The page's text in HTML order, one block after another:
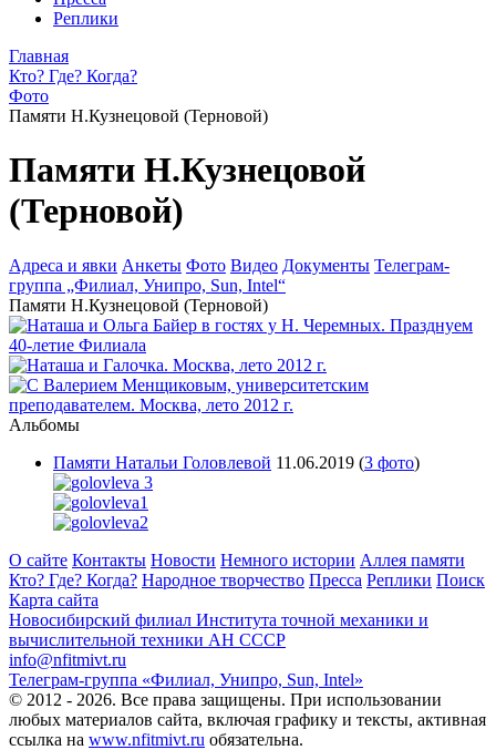
Реплики
Главная
Кто? Где? Когда?
Фото
Памяти Н.Кузнецовой (Терновой)
Памяти Н.Кузнецовой
(Терновой)
Адреса и явки Анкеты Фото Видео Документы Телеграм-
группа „Филиал, Унипро, Sun, Intel“
Памяти Н.Кузнецовой (Терновой)
Альбомы
Памяти Натальи Головлевой 11.06.2019 (3 фото)
О сайте Контакты Новости Немного истории Аллея памяти
Кто? Где? Когда? Народное творчество Пресса Реплики Поиск
Карта сайта
Новосибирский филиал Института точной механики и
вычислительной техники АН СССР
info@nfitmivt.ru
Телеграм-группа «Филиал, Унипро, Sun, Intel»
© 2012 - 2026. Все права защищены. При использовании
любых материалов сайта, включая графику и тексты, активная
ссылка на www.nfitmivt.ru обязательна.